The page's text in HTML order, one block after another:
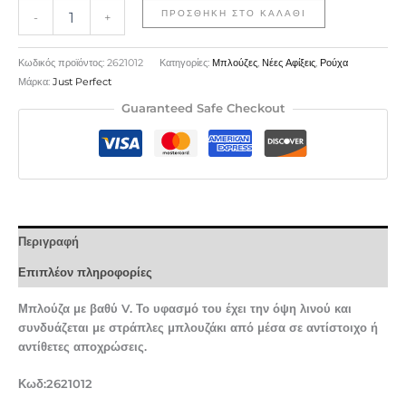
- + ΠΡΟΣΘΉΚΗ ΣΤΟ ΚΑΛΆΘΙ
Κωδικός προϊόντος: 2621012 Κατηγορίες: Μπλούζες, Νέες Αφίξεις, Ρούχα
Μάρκα: Just Perfect
Guaranteed Safe Checkout
Περιγραφή
Επιπλέον πληροφορίες
Μπλούζα με βαθύ V. Το υφασμό του έχει την όψη λινού και
συνδυάζεται με στράπλες μπλουζάκι από μέσα σε αντίστοιχο ή
αντίθετες αποχρώσεις.
Κωδ:2621012